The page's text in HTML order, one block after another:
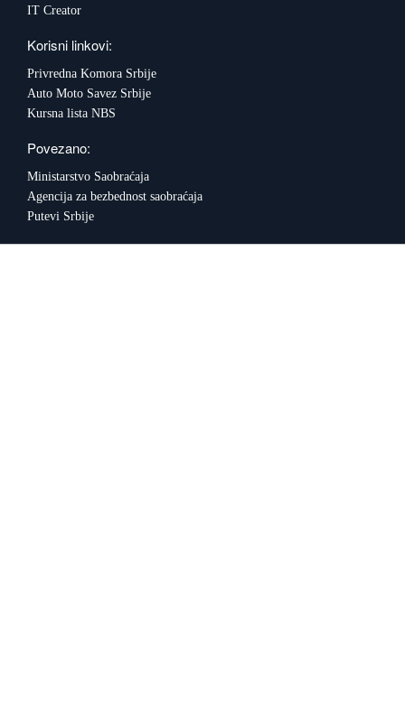
IT Creator
Korisni linkovi:
Privredna Komora Srbije
Auto Moto Savez Srbije
Kursna lista NBS
Povezano:
Ministarstvo Saobraćaja
Agencija za bezbednost saobraćaja
Putevi Srbije